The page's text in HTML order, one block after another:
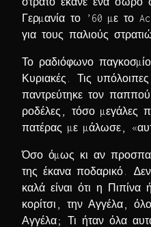
Γερµανία το ’60 µε το
για τους παλιούς
Το ραδιόφωνο
Κυριακές. Τις
παντρεύτηκε τον
ροδέλες, τόσο µεγάλες
πατέρας µε µάλωσε,
Όσο όµως κι αν
της έκανα ποδαρικό.
καλά είναι ότι η
κορίτσι, την Αγγέλα,
Αγγέλα; Τι ήταν όλα